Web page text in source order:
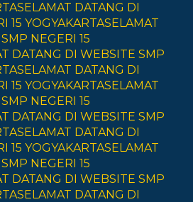
SELAMAT DATANG DI
15 YOGYAKARTASELAMAT
NEGERI 15
DATANG DI WEBSITE SMP
SELAMAT DATANG DI
15 YOGYAKARTASELAMAT
NEGERI 15
DATANG DI WEBSITE SMP
SELAMAT DATANG DI
15 YOGYAKARTASELAMAT
NEGERI 15
DATANG DI WEBSITE SMP
SELAMAT DATANG DI